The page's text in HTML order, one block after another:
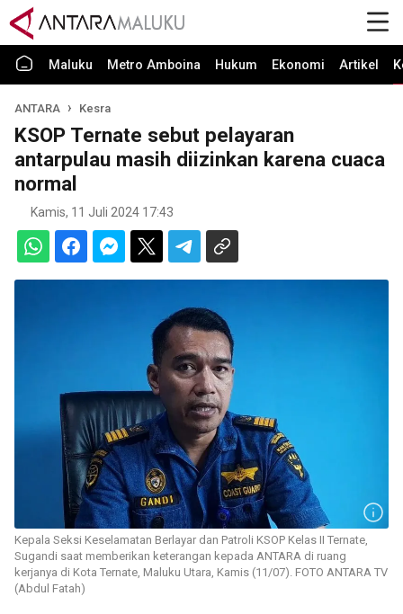
Maluku Metro Amboina Hukum Ekonomi Artikel
ANTARA Kesra
KSOP Ternate sebut pelayaran
antarpulau masih diizinkan karena cuaca
normal
Kamis, 11 Juli 2024 17:43
Kepala Seksi Keselamatan Berlayar dan Patroli KSOP Kelas II Ternate,
Sugandi saat memberikan keterangan kepada ANTARA di ruang
kerjanya di Kota Ternate, Maluku Utara, Kamis (11/07). FOTO ANTARA TV
(Abdul Fatah)